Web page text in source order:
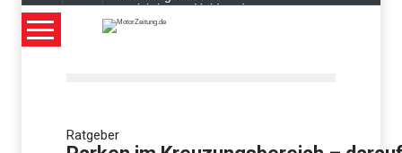
unsichtbaren Helden der
Kraftübertragung
Ratgeber